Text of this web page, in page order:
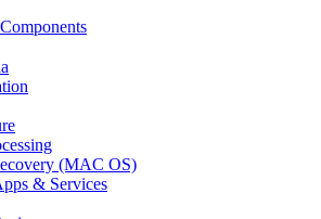
(MAC OS)
& Services